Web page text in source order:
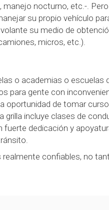
nocturno, etc.-.
su propio vehículo
su medio de
micros, etc.).
o academias o
para gente con
de tomar
incluye clases de
dedicación y
confiables, no